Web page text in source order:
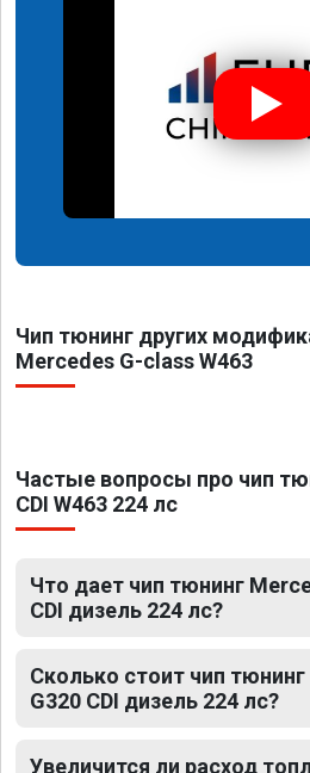
Чип тюнинг других
Mercedes G-class W463
Частые вопросы про чип
CDI W463 224 лс
Что дает чип тюнинг
CDI дизель 224 лс?
Сколько стоит чип
G320 CDI дизель 224 лс?
Увеличится ли расход